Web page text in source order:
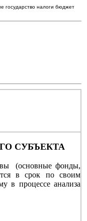
государство налоги бюджет
СУБЪЕКТА
(основные фонды,
в срок по своим
в процессе анализа